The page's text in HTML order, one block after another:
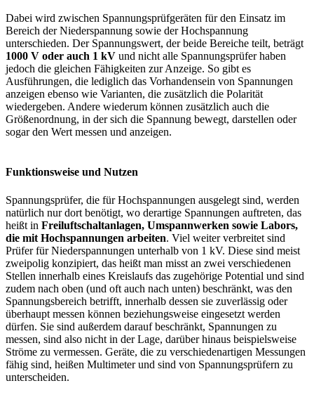
Dabei wird zwischen Spannungsprüfgeräten für den Einsatz im
Bereich der Niederspannung sowie der Hochspannung
unterschieden. Der Spannungswert, der beide Bereiche teilt, beträgt
1000 V oder auch 1 kV und nicht alle Spannungsprüfer haben
jedoch die gleichen Fähigkeiten zur Anzeige. So gibt es
Ausführungen, die lediglich das Vorhandensein von Spannungen
anzeigen ebenso wie Varianten, die zusätzlich die Polarität
wiedergeben. Andere wiederum können zusätzlich auch die
Größenordnung, in der sich die Spannung bewegt, darstellen oder
sogar den Wert messen und anzeigen.
Funktionsweise und Nutzen
Spannungsprüfer, die für Hochspannungen ausgelegt sind, werden
natürlich nur dort benötigt, wo derartige Spannungen auftreten, das
heißt in Freiluftschaltanlagen, Umspannwerken sowie Labors,
die mit Hochspannungen arbeiten. Viel weiter verbreitet sind
Prüfer für Niederspannungen unterhalb von 1 kV. Diese sind meist
zweipolig konzipiert, das heißt man misst an zwei verschiedenen
Stellen innerhalb eines Kreislaufs das zugehörige Potential und sind
zudem nach oben (und oft auch nach unten) beschränkt, was den
Spannungsbereich betrifft, innerhalb dessen sie zuverlässig oder
überhaupt messen können beziehungsweise eingesetzt werden
dürfen. Sie sind außerdem darauf beschränkt, Spannungen zu
messen, sind also nicht in der Lage, darüber hinaus beispielsweise
Ströme zu vermessen. Geräte, die zu verschiedenartigen Messungen
fähig sind, heißen Multimeter und sind von Spannungsprüfern zu
unterscheiden.